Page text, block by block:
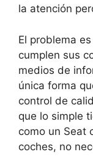
la atención
El problema
cumplen sus
medios de
única forma
control de
que lo simple
como un Seat
coches, no